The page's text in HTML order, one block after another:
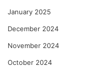
January 2025
December 2024
November 2024
October 2024